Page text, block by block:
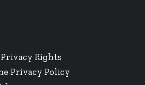
Rights
Privacy Policy